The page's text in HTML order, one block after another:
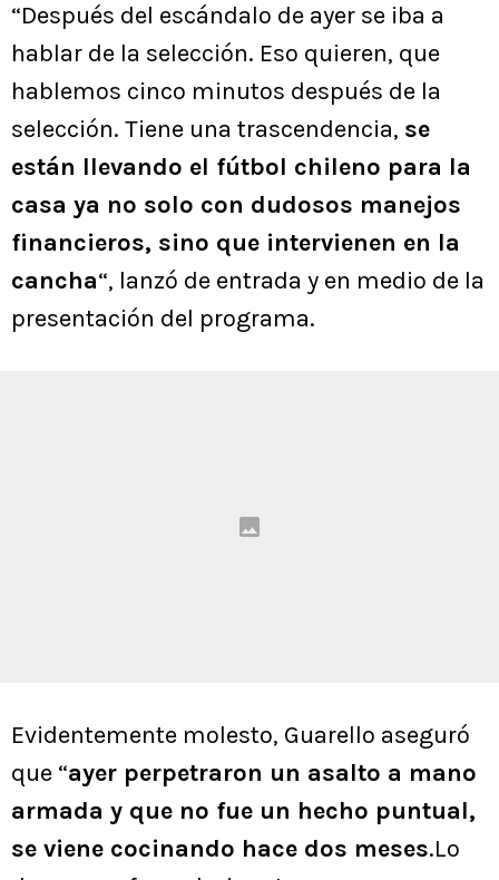
“Después del escándalo de ayer se iba a
hablar de la selección. Eso quieren, que
hablemos cinco minutos después de la
selección. Tiene una trascendencia, se
están llevando el fútbol chileno para la
casa ya no solo con dudosos manejos
financieros, sino que intervienen en la
cancha“, lanzó de entrada y en medio de la
presentación del programa.
Evidentemente molesto, Guarello aseguró
que “ayer perpetraron un asalto a mano
armada y que no fue un hecho puntual,
se viene cocinando hace dos meses.Lo